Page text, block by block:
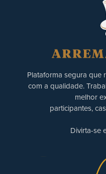
Plataforma segura que
com a qualidade.
melhor
participantes,
Divirta-se